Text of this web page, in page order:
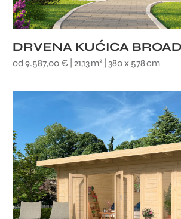
DRVENA KUĆICA
od 9.587,00 € | 21,13 m² | 380 x 578 cm